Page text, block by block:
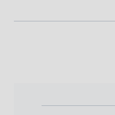
n